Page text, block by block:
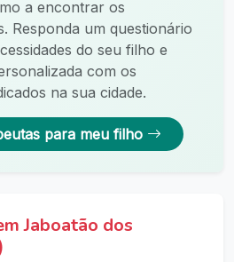
a encontrar os
Responda um questionário
do seu filho e
com os
na sua cidade.
para meu filho
Jaboatão dos